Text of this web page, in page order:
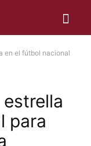
en el fútbol nacional
para